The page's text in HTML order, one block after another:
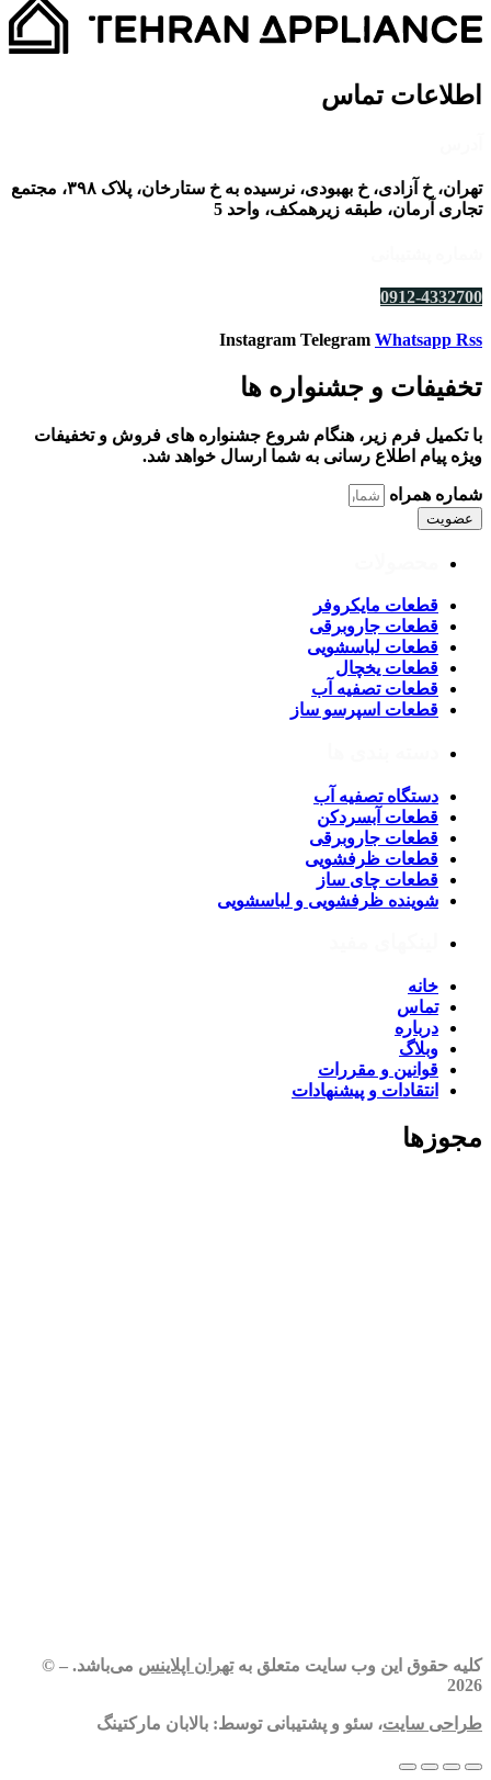
اطلاعات تماس
تهران، خ آزادی، خ بهبودی، نرسیده به خ ستارخان، پلاک ۳۹۸، مجتمع
تجاری آرمان، طبقه زیرهمکف، واحد 5
0912-4332700
Instagram Telegram Whatsapp Rss
تخفیفات و جشنواره ها
با تکمیل فرم زیر، هنگام شروع جشنواره های فروش و تخفیفات
ویژه پیام اطلاع رسانی به شما ارسال خواهد شد.
شماره همراه
عضویت
قطعات مایکروفر
قطعات جاروبرقی
قطعات لباسشویی
قطعات یخچال
قطعات تصفیه آب
قطعات اسپرسو ساز
دستگاه تصفیه آب
قطعات آبسردکن
قطعات جاروبرقی
قطعات ظرفشویی
قطعات چای ساز
شوینده ظرفشویی و لباسشویی
خانه
تماس
درباره
وبلاگ
قوانین و مقررات
انتقادات و پیشنهادات
مجوزها
کلیه حقوق این وب سایت متعلق بهتهران اپلاینس می‌باشد. – ©
2026
طراحی سایت، سئو و پشتیبانی توسط: بالابان مارکتینگ